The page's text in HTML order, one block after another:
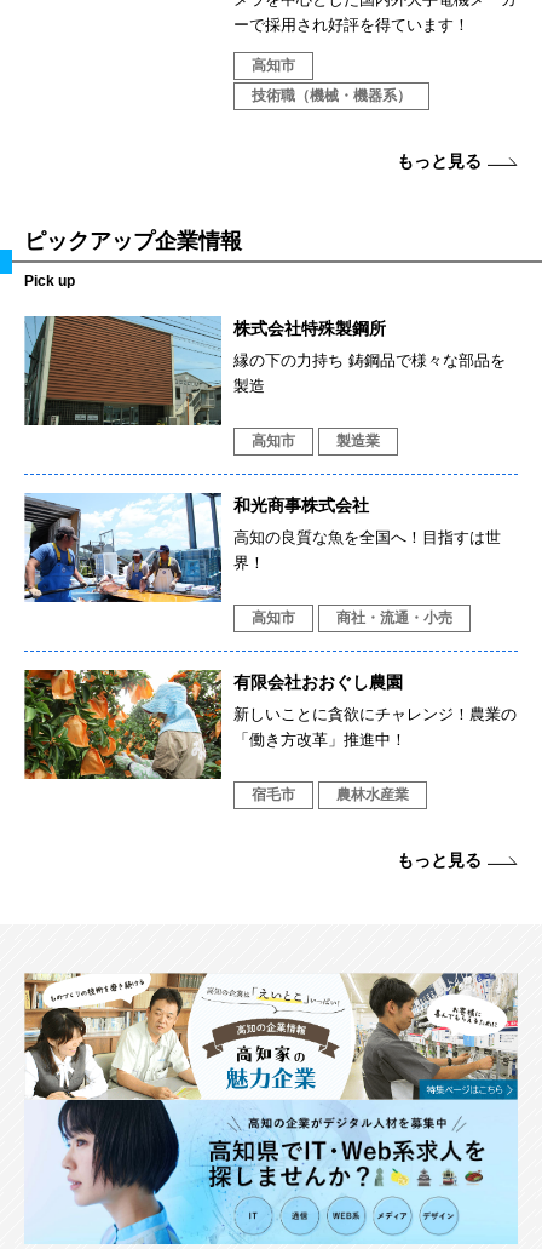
ーで採用され好評を得ています！
高知市
技術職（機械・機器系）
もっと見る
ピックアップ企業情報
Pick up
株式会社特殊製鋼所
縁の下の力持ち 鋳鋼品で様々な部品を
製造
高知市 製造業
和光商事株式会社
高知の良質な魚を全国へ！目指すは世
界！
高知市 商社・流通・小売
有限会社おおぐし農園
新しいことに貪欲にチャレンジ！農業の
「働き方改革」推進中！
宿毛市 農林水産業
もっと見る